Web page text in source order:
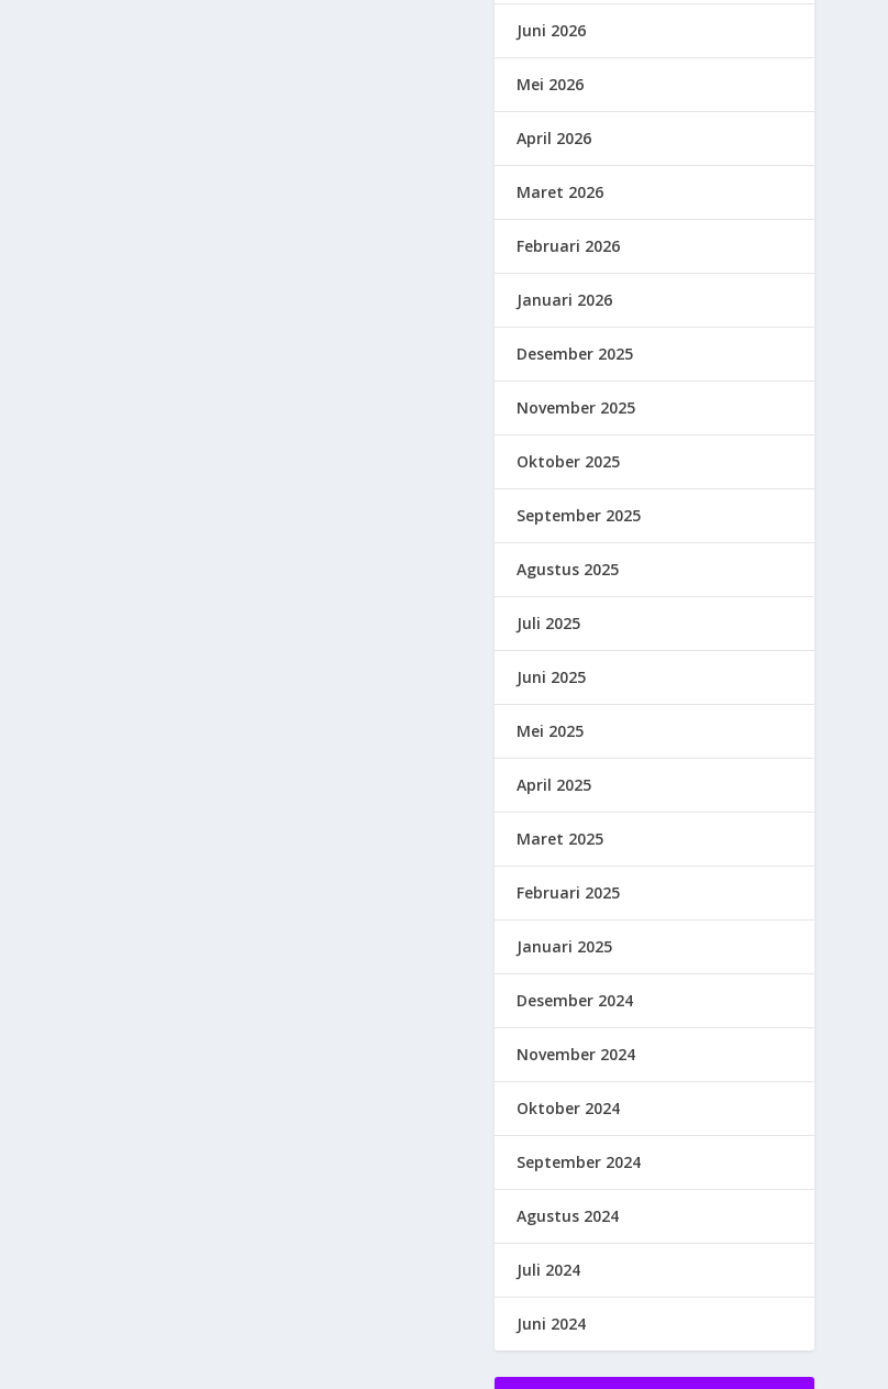
Juni 2026
Mei 2026
April 2026
Maret 2026
Februari 2026
Januari 2026
Desember 2025
November 2025
Oktober 2025
September 2025
Agustus 2025
Juli 2025
Juni 2025
Mei 2025
April 2025
Maret 2025
Februari 2025
Januari 2025
Desember 2024
November 2024
Oktober 2024
September 2024
Agustus 2024
Juli 2024
Juni 2024